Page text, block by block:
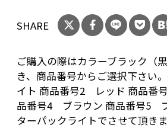
きをカタチにした商品を開発
SHARE
ご購入の際はカラーブラック（
き、商品番号からご選択下さい
イト 商品番号2 レッド 商品番
品番号4 ブラウン 商品番号5
ターパックライトでさせて頂きま